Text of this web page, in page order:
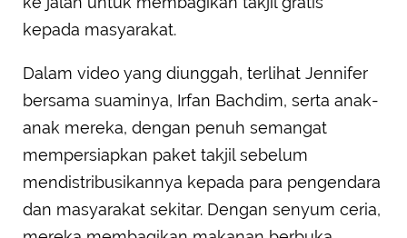
kepada masyarakat.
Dalam video yang diunggah, terlihat Jennifer
bersama suaminya, Irfan Bachdim, serta anak-
anak mereka, dengan penuh semangat
mempersiapkan paket takjil sebelum
mendistribusikannya kepada para pengendara
dan masyarakat sekitar. Dengan senyum ceria,